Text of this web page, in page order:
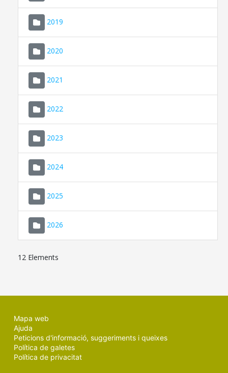
2019
2020
2021
2022
2023
2024
2025
2026
12 Elements
Mapa web
Ajuda
Peticions d'informació, suggeriments i queixes
Política de galetes
Política de privacitat